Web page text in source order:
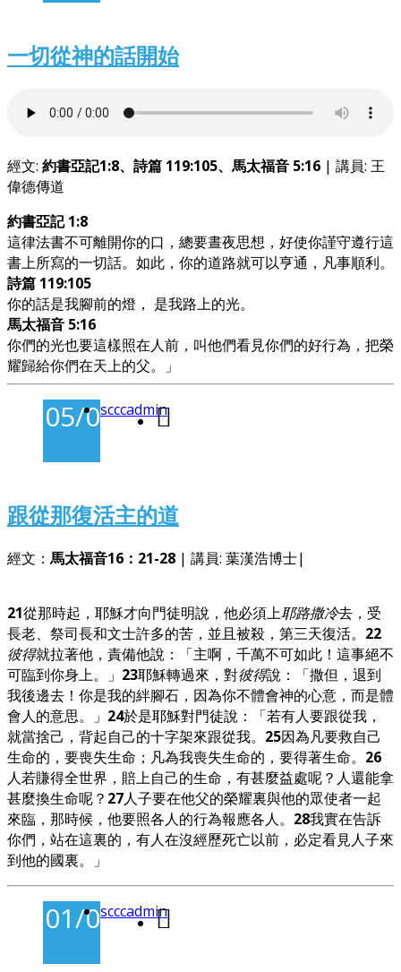
一切從神的話開始
經文: 約書亞記1:8、詩篇 119:105、馬太福音 5:16 | 講員: 王
偉德傳道
約書亞記 1:8
這律法書不可離開你的口，總要晝夜思想，好使你謹守遵行這
書上所寫的一切話。如此，你的道路就可以亨通，凡事順利。
詩篇 119:105
你的話是我腳前的燈， 是我路上的光。
馬太福音 5:16
你們的光也要這樣照在人前，叫他們看見你們的好行為，把榮
耀歸給你們在天上的父。」
05/04/2026
scccadmin
跟從那復活主的道
經文： 馬太福音16：21-28 | 講員: 葉漢浩博士|
21從那時起，耶穌才向門徒明說，他必須上耶路撒冷去，受
長老、祭司長和文士許多的苦，並且被殺，第三天復活。 22
彼得就拉著他，責備他說：「主啊，千萬不可如此！這事絕不
可臨到你身上。」 23耶穌轉過來，對彼得說：「撒但，退到
我後邊去！你是我的絆腳石，因為你不體會神的心意，而是體
會人的意思。」 24於是耶穌對門徒說：「若有人要跟從我，
就當捨己，背起自己的十字架來跟從我。 25因為凡要救自己
生命的，要喪失生命；凡為我喪失生命的，要得著生命。 26
人若賺得全世界，賠上自己的生命，有甚麼益處呢？人還能拿
甚麼換生命呢？ 27人子要在他父的榮耀裏與他的眾使者一起
來臨，那時候，他要照各人的行為報應各人。 28我實在告訴
你們，站在這裏的，有人在沒經歷死亡以前，必定看見人子來
到他的國裏。」
01/03/2026
scccadmin